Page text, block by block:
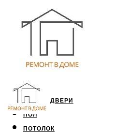
ОКНА И ДВЕРИ
ПОЛ
ПОТОЛОК